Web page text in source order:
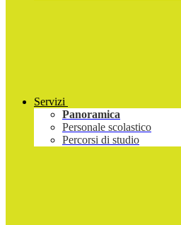
Servizi
Panoramica
Personale scolastico
Percorsi di studio